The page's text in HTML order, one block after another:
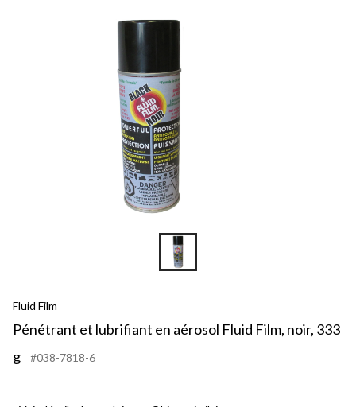
Fluid Film
Pénétrant et lubrifiant en aérosol Fluid Film, noir, 333
g
#038-7818-6